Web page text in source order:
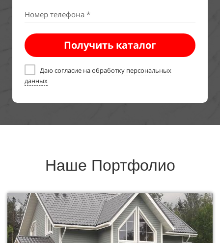
Номер телефона *
Получить каталог
Даю согласие наобработку персональных
данных
Наше Портфолио